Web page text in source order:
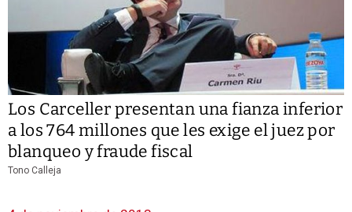
Los Carceller presentan una fianza inferior
a los 764 millones que les exige el juez por
blanqueo y fraude fiscal
Tono Calleja